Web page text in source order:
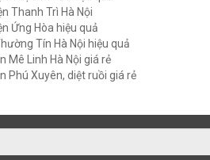
Thanh Trì Hà Nội
Ứng Hòa hiệu quả
Tín Hà Nội hiệu quả
Mê Linh Hà Nội giá rẻ
Phú Xuyên, diệt ruồi giá rẻ